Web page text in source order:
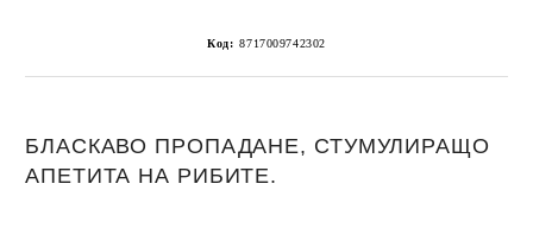
Код: 8717009742302
БЛАСКАВО ПРОПАДАНЕ, СТУМУЛИРАЩО
АПЕТИТА НА РИБИТЕ.